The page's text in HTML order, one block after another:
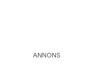
ANNONS